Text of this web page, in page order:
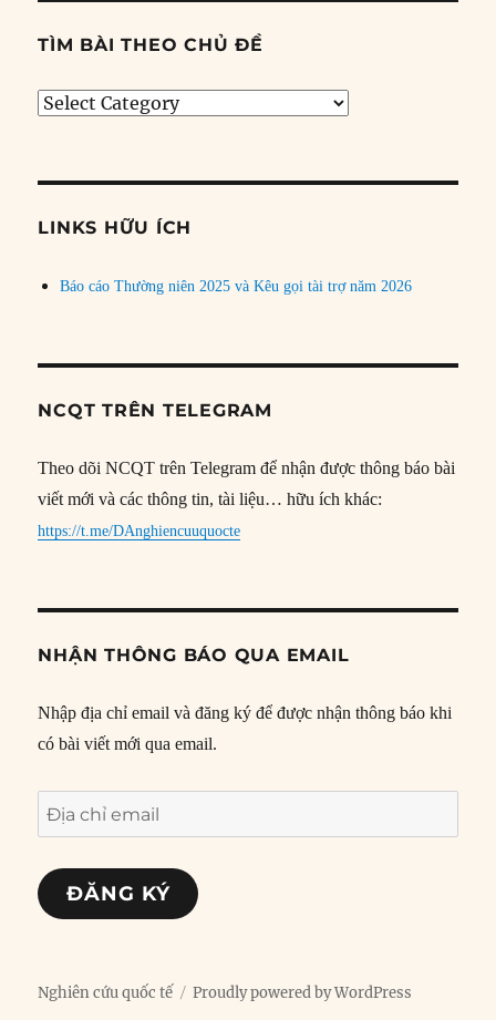
TÌM BÀI THEO CHỦ ĐỀ
Tìm
đề
LINKS HỮU ÍCH
Báo cáo Thường niên 2025 và Kêu gọi tài trợ năm 2026
NCQT TRÊN TELEGRAM
Theo dõi NCQT trên Telegram để nhận được thông báo bài
viết mới và các thông tin, tài liệu… hữu ích khác:
https://t.me/DAnghiencuuquocte
NHẬN THÔNG BÁO QUA EMAIL
Nhập địa chỉ email và đăng ký để được nhận thông báo khi
có bài viết mới qua email.
Địa
chỉ
email
ĐĂNG KÝ
Nghiên cứu quốc tế Proudly powered by WordPress